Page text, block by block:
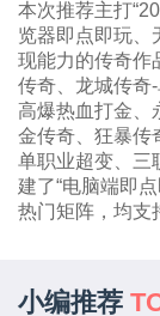
本次推荐主打
览器即点即玩、
现能力的传奇作
传奇、龙城传奇
高爆热血打金、
金传奇、狂暴传
单职业超变、三
建了“电脑端即
热门矩阵，均支
小编推荐